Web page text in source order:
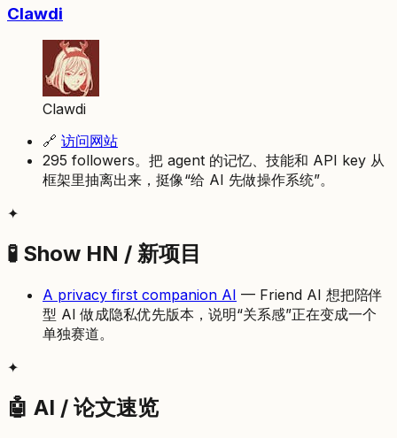
Clawdi
Clawdi
🔗 访问网站
295 followers。把 agent 的记忆、技能和 API key 从
框架里抽离出来，挺像“给 AI 先做操作系统”。
✦
🧪 Show HN / 新项目
A privacy first companion AI — Friend AI 想把陪伴
型 AI 做成隐私优先版本，说明“关系感”正在变成一个
单独赛道。
✦
🤖 AI / 论文速览